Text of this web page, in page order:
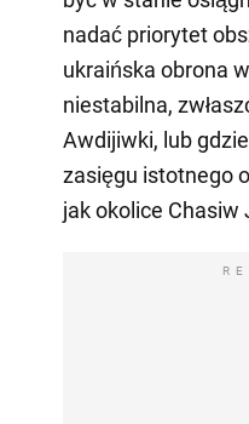
nadać priorytet
ukraińska obrona
niestabilna,
Awdijiwki, lub
zasięgu istotnego
jak okolice Chasiw